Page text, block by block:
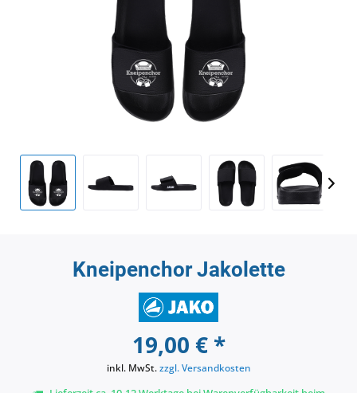
Kneipenchor Jakolette
19,00 € *
inkl. MwSt.zzgl. Versandkosten